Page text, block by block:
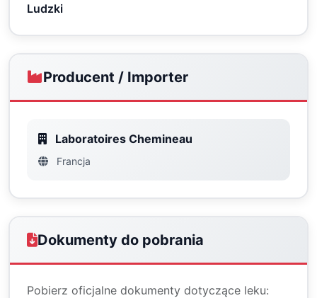
Ludzki
Producent / Importer
Laboratoires Chemineau
Francja
Dokumenty do pobrania
Pobierz oficjalne dokumenty dotyczące leku: